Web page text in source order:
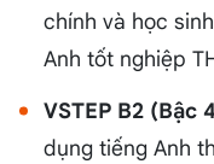
chính và học
Anh tốt nghiệp
VSTEP B2 (Bậc
dụng tiếng Anh